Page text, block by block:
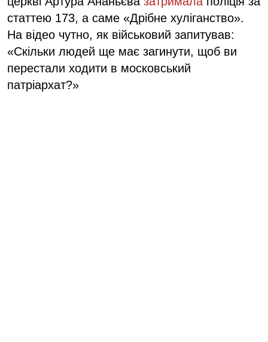
статтею 173, а саме «Дрібне хуліганство».
На відео чутно, як військовий запитував:
«Скільки людей ще має загинути, щоб ви
перестали ходити в московський
патріархат?»